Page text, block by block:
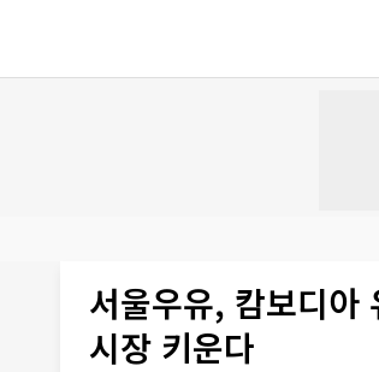
서울우유, 캄보디아
시장 키운다